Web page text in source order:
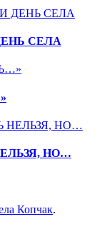
СЕЛА
НО…
Копчак.